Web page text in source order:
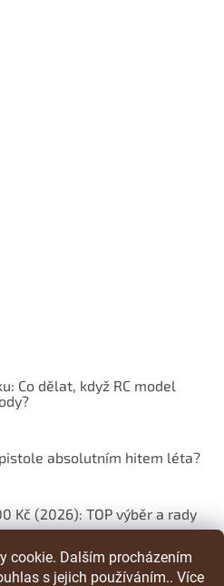
cookie. Dalším procházením
s jejich používáním.. Více
Co dělat, když RC model
absolutním hitem léta?
Kč (2026): TOP výběr a rady